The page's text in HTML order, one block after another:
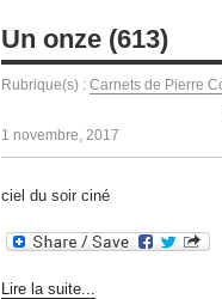
Un onze (613)
Rubrique(s) : Carnets de Pierre
1 novembre, 2017
ciel du soir ciné
Lire la suite...